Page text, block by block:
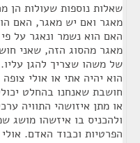
שאלות נוספות שעולות הן
מאגר ואם יש מאגר, האם
האם הוא נשמר ונאגר על
מאגר מהסוג הזה, שאני
של משהו שצריך להגן
הוא יהיה אתי או אולי
חושבת שאנחנו בהחלט
או מתן איזושהי התוויה
ולהכניס בו איזשהו מושג
הפרטיות וכבוד האדם.